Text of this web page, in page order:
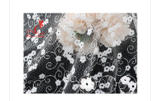
Au sujet de nous
Visite d'usine